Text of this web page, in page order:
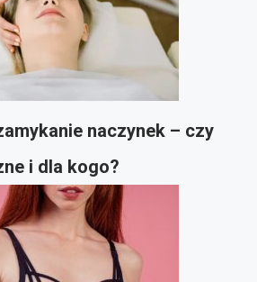
naczynek – czy
i dla kogo?